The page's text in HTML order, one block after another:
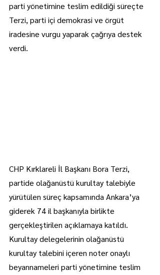
parti yönetimine teslim edildiği süreçte
Terzi, parti içi demokrasi ve örgüt
iradesine vurgu yaparak çağrıya destek
verdi.
CHP Kırklareli İl Başkanı Bora Terzi,
partide olağanüstü kurultay talebiyle
yürütülen süreç kapsamında Ankara’ya
giderek 74 il başkanıyla birlikte
gerçekleştirilen açıklamaya katıldı.
Kurultay delegelerinin olağanüstü
kurultay talebini içeren noter onaylı
beyannameleri parti yönetimine teslim